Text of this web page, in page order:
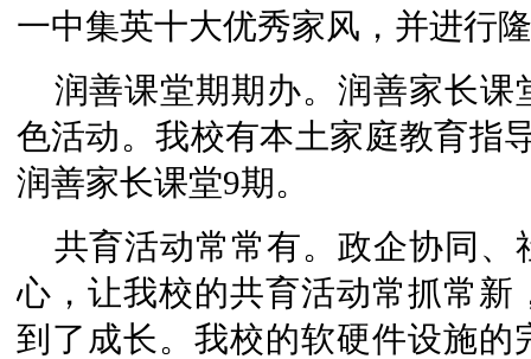
一中集英十大优秀家风，并进行
润善课堂期期办。润善家长
色活动。我校有本土家庭教育指
润善家长课堂9期。
共育活动常常有。政企协同
心，让我校的共育活动常抓常
到了成长。我校的软硬件设施